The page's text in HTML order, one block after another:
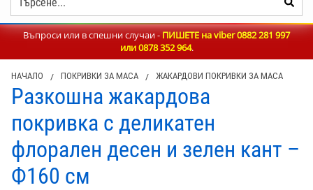
Въпроси или в спешни случаи -ПИШЕТЕ на viber 0882 281 997
или0878 352 964.
НАЧАЛО / ПОКРИВКИ ЗА МАСА / ЖАКАРДОВИ ПОКРИВКИ ЗА МАСА
Разкошна жакардова
покривка с деликатен
флорален десен и зелен кант –
Ф160 см